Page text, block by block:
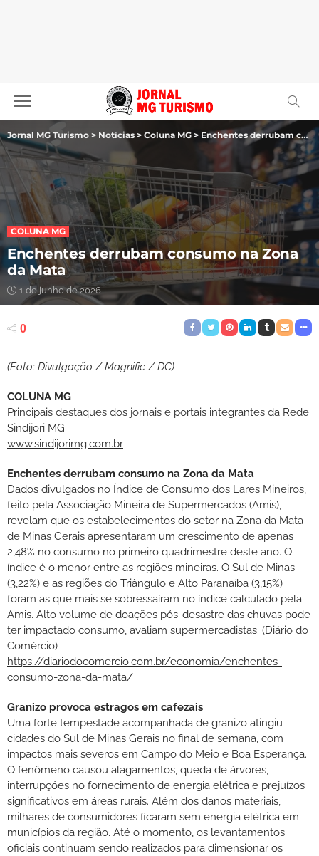
Jornal MG Turismo > Notícias > Coluna MG > Enchentes derrubam consumo na Zona da Mata
COLUNA MG
Enchentes derrubam consumo na Zona
da Mata
1 de junho de 2026
0
(Foto: Divulgação / Magnific / DC)
COLUNA MG
Principais destaques dos jornais e portais integrantes da Rede
Sindijori MG
www.sindijorimg.com.br
Enchentes derrubam consumo na Zona da Mata
Dados divulgados no Índice de Consumo dos Lares Mineiros,
feito pela Associação Mineira de Supermercados (Amis),
revelam que os estabelecimentos do setor na Zona da Mata
de Minas Gerais apresentaram um crescimento de apenas
2,48% no consumo no primeiro quadrimestre deste ano. O
índice é o menor entre as regiões mineiras. O Sul de Minas
(3,22%) e as regiões do Triângulo e Alto Paranaíba (3,15%)
foram as que mais se sobressaíram no índice calculado pela
Amis. Alto volume de doações pós-desastre das chuvas pode
ter impactado consumo, avaliam supermercadistas. (Diário do
Comércio)
https://diariodocomercio.com.br/economia/enchentes-
consumo-zona-da-mata/
Granizo provoca estragos em cafezais
Uma forte tempestade acompanhada de granizo atingiu
cidades do Sul de Minas Gerais no final de semana, com
impactos mais severos em Campo do Meio e Boa Esperança.
O fenômeno causou alagamentos, queda de árvores,
interrupções no fornecimento de energia elétrica e prejuízos
significativos em áreas rurais. Além dos danos materiais,
milhares de consumidores ficaram sem energia elétrica em
municípios da região. Até o momento, os levantamentos
oficiais continuam sendo realizados para dimensionar os